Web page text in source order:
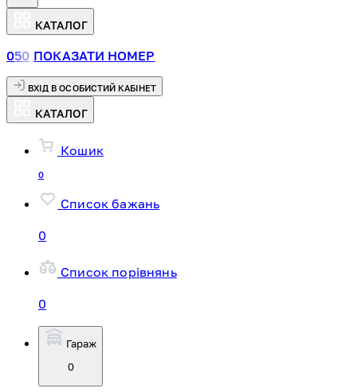
КАТАЛОГ
050 ПОКАЗАТИ НОМЕР
ВХІД В ОСОБИСТИЙ КАБІНЕТ
КАТАЛОГ
Кошик
0
Список бажань
0
Список порівнянь
0
Гараж
0